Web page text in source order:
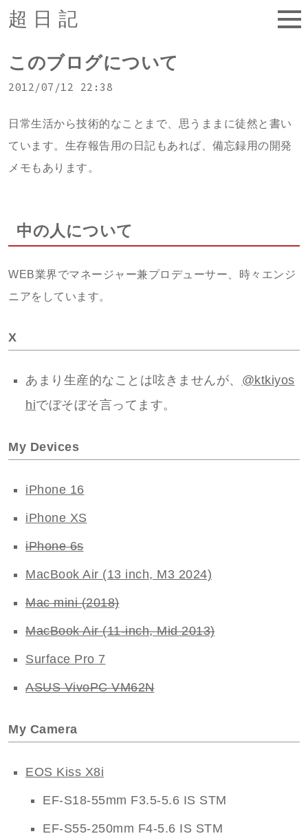
超日記
このブログについて
2012/07/12 22:38
日常生活から技術的なことまで、思うままに徒然と書い
ています。生存報告用の日記もあれば、備忘録用の開発
メモもあります。
中の人について
WEB業界でマネージャー兼プロデューサー、時々エンジ
ニアをしています。
X
あまり生産的なことは呟きませんが、 @ktkiyos
hiでぼそぼそ言ってます。
My Devices
iPhone 16
iPhone XS
iPhone 6s
MacBook Air (13 inch, M3 2024)
Mac mini (2018)
MacBook Air (11-inch, Mid 2013)
Surface Pro 7
ASUS VivoPC VM62N
My Camera
EOS Kiss X8i
EF-S18-55mm F3.5-5.6 IS STM
EF-S55-250mm F4-5.6 IS STM